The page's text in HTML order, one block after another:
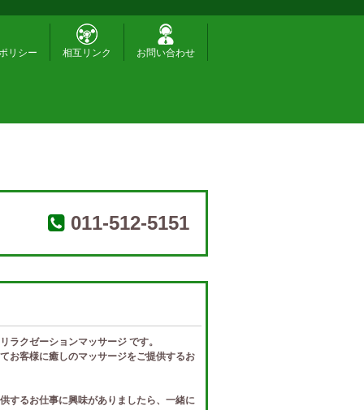
リシー 相互リンク お問い合わせ
011-512-5151
ラクゼーションマッサージ です。
お客様に癒しのマッサージをご提供するお
するお仕事に興味がありましたら、一緒に